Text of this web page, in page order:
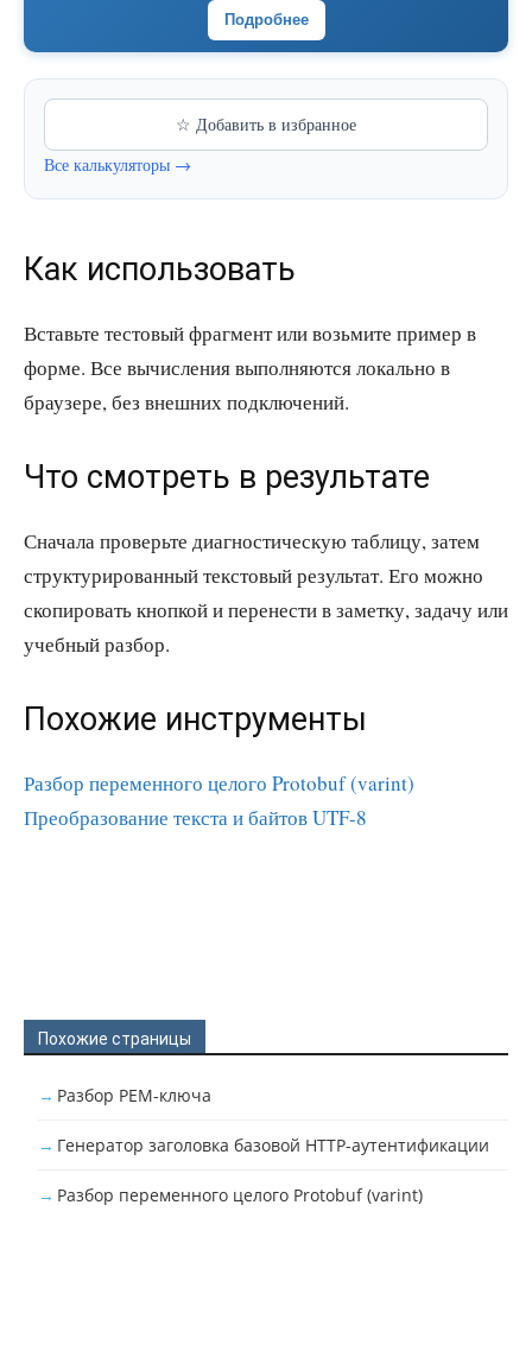
Подробнее
☆ Добавить в избранное
Все калькуляторы →
Как использовать
Вставьте тестовый фрагмент или возьмите пример в
форме. Все вычисления выполняются локально в
браузере, без внешних подключений.
Что смотреть в результате
Сначала проверьте диагностическую таблицу, затем
структурированный текстовый результат. Его можно
скопировать кнопкой и перенести в заметку, задачу или
учебный разбор.
Похожие инструменты
Разбор переменного целого Protobuf (varint)
Преобразование текста и байтов UTF-8
Похожие страницы
Разбор PEM-ключа
Генератор заголовка базовой HTTP-аутентификации
Разбор переменного целого Protobuf (varint)